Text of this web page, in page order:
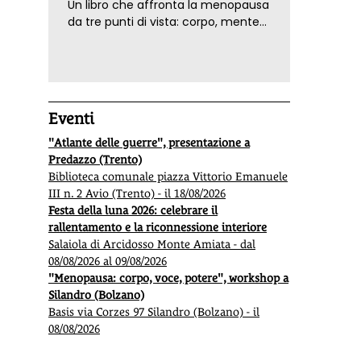
Un libro che affronta la menopausa
da tre punti di vista: corpo, mente
Eventi
"Atlante delle guerre", presentazione a
Predazzo (Trento)
Biblioteca comunale piazza Vittorio Emanuele
III n. 2 Avio (Trento) - il 18/08/2026
Festa della luna 2026: celebrare il
rallentamento e la riconnessione interiore
Salaiola di Arcidosso Monte Amiata - dal
08/08/2026 al 09/08/2026
"Menopausa: corpo, voce, potere", workshop a
Silandro (Bolzano)
Basis via Corzes 97 Silandro (Bolzano) - il
08/08/2026